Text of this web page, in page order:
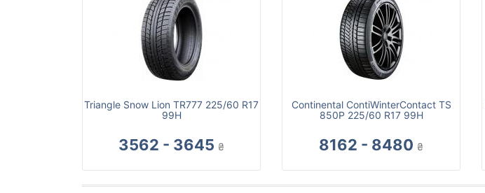
Triangle Snow Lion TR777 225/60 R17
99H
3562 - 3645 ₴
Continental ContiWinterContact TS
850P 225/60 R17 99H
8162 - 8480 ₴